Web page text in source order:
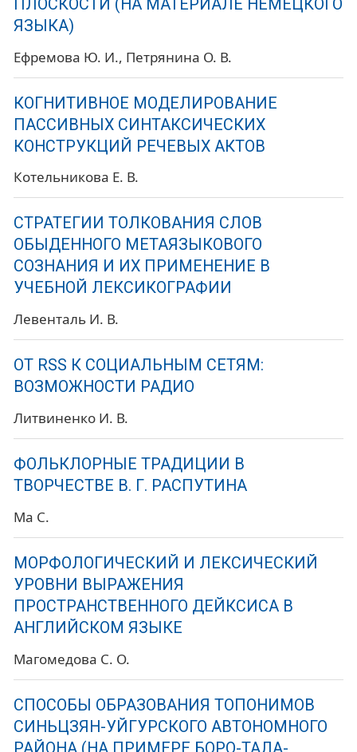
ПЛОСКОСТИ (НА МАТЕРИАЛЕ НЕМЕЦКОГО
ЯЗЫКА)
Ефремова Ю. И. Петрянина О. В.
КОГНИТИВНОЕ МОДЕЛИРОВАНИЕ
ПАССИВНЫХ СИНТАКСИЧЕСКИХ
КОНСТРУКЦИЙ РЕЧЕВЫХ АКТОВ
Котельникова Е. В.
СТРАТЕГИИ ТОЛКОВАНИЯ СЛОВ
ОБЫДЕННОГО МЕТАЯЗЫКОВОГО
СОЗНАНИЯ И ИХ ПРИМЕНЕНИЕ В
УЧЕБНОЙ ЛЕКСИКОГРАФИИ
Левенталь И. В.
ОТ RSS К СОЦИАЛЬНЫМ СЕТЯМ:
ВОЗМОЖНОСТИ РАДИО
Литвиненко И. В.
ФОЛЬКЛОРНЫЕ ТРАДИЦИИ В
ТВОРЧЕСТВЕ В. Г. РАСПУТИНА
Ма С.
МОРФОЛОГИЧЕСКИЙ И ЛЕКСИЧЕСКИЙ
УРОВНИ ВЫРАЖЕНИЯ
ПРОСТРАНСТВЕННОГО ДЕЙКСИСА В
АНГЛИЙСКОМ ЯЗЫКЕ
Магомедова С. О.
СПОСОБЫ ОБРАЗОВАНИЯ ТОПОНИМОВ
СИНЬЦЗЯН-УЙГУРСКОГО АВТОНОМНОГО